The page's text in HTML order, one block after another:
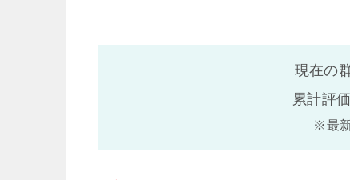
現在の
累計評
※最